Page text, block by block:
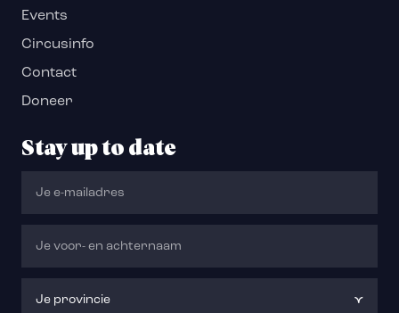
Events
Circusinfo
Contact
Doneer
Stay up to date